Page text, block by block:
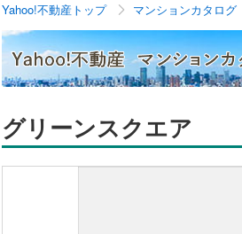
Yahoo!不動産トップ マンションカタログ
グリーンスクエア